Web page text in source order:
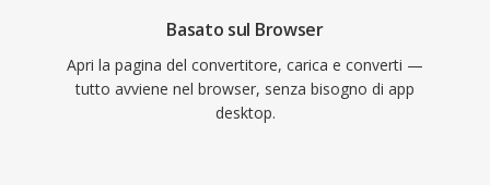
Basato sul Browser
Apri la pagina del convertitore, carica e converti —
tutto avviene nel browser, senza bisogno di app
desktop.